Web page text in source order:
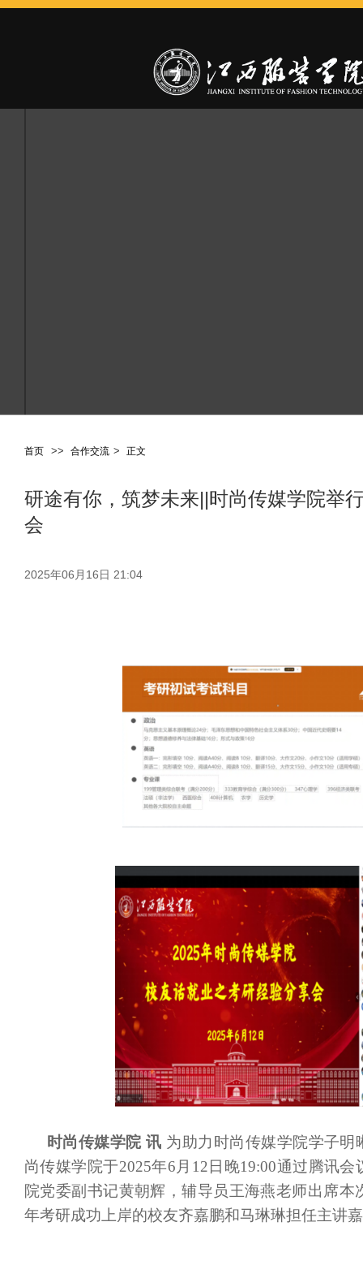
首页 >> 合作交流 > 正文
研途有你，筑梦未来||时尚传媒学院举
会
2025年06月16日 21:04
时尚传媒学院 讯 为助力时尚传媒学院学子
尚传媒学院于2025年6月12日晚19:00通过腾讯
院党委副书记黄朝辉，辅导员王海燕老师出席本
年考研成功上岸的校友齐嘉鹏和马琳琳担任主讲